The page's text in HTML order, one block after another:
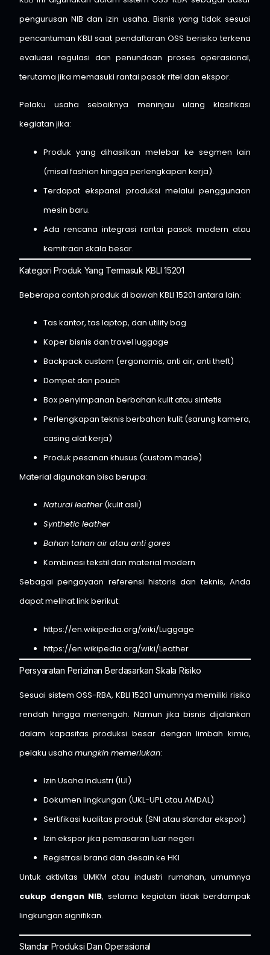
pengurusan NIB dan izin usaha. Bisnis yang tidak sesuai
pencantuman KBLI saat pendaftaran OSS berisiko terkena
evaluasi regulasi dan penundaan proses operasional,
terutama jika memasuki rantai pasok ritel dan ekspor.
Pelaku usaha sebaiknya meninjau ulang klasifikasi
kegiatan jika:
Produk yang dihasilkan melebar ke segmen lain
(misal fashion hingga perlengkapan kerja).
Terdapat ekspansi produksi melalui penggunaan
mesin baru.
Ada rencana integrasi rantai pasok modern atau
kemitraan skala besar.
Kategori Produk Yang Termasuk KBLI 15201
Beberapa contoh produk di bawah KBLI 15201 antara lain:
Tas kantor, tas laptop, dan utility bag
Koper bisnis dan travel luggage
Backpack custom (ergonomis, anti air, anti theft)
Dompet dan pouch
Box penyimpanan berbahan kulit atau sintetis
Perlengkapan teknis berbahan kulit (sarung kamera,
casing alat kerja)
Produk pesanan khusus (custom made)
Material digunakan bisa berupa:
Natural leather (kulit asli)
Synthetic leather
Bahan tahan air atau anti gores
Kombinasi tekstil dan material modern
Sebagai pengayaan referensi historis dan teknis, Anda
dapat melihat link berikut:
https://en.wikipedia.org/wiki/Luggage
https://en.wikipedia.org/wiki/Leather
Persyaratan Perizinan Berdasarkan Skala Risiko
Sesuai sistem OSS-RBA, KBLI 15201 umumnya memiliki risiko
rendah hingga menengah. Namun jika bisnis dijalankan
dalam kapasitas produksi besar dengan limbah kimia,
pelaku usaha mungkin memerlukan:
Izin Usaha Industri (IUI)
Dokumen lingkungan (UKL-UPL atau AMDAL)
Sertifikasi kualitas produk (SNI atau standar ekspor)
Izin ekspor jika pemasaran luar negeri
Registrasi brand dan desain ke HKI
Untuk aktivitas UMKM atau industri rumahan, umumnya
cukup dengan NIB, selama kegiatan tidak berdampak
lingkungan signifikan.
Standar Produksi Dan Operasional